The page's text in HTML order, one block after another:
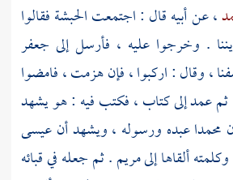
، عن أبيه قال : اجتمعتالحبشةفقالوا
. وخرجوا عليه ، فأرسل إلى جعفر
، وقال : اركبوا ، فإن هزمت ، فامضوا
ثم عمد إلى كتاب ، فكتب فيه : هو يشهد
محمداعبده ورسوله ، ويشهد أنعيسى
ألقاها إلىمريم. ثم جعله في قبائه